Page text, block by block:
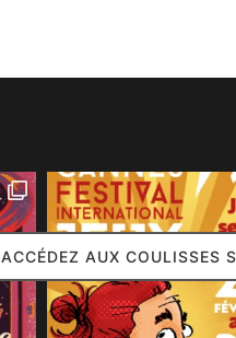
ACCÉDEZ AUX COULISSES